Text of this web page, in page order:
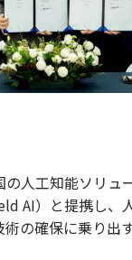
人工知能ソリュ
AI）と提携し、
の確保に乗り出す